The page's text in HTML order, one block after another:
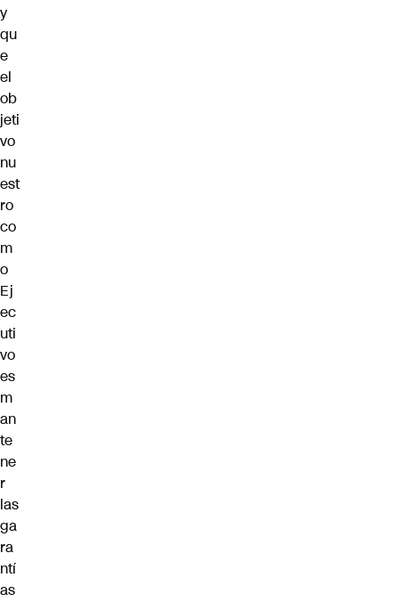
y
qu
e
el
ob
jeti
vo
nu
est
ro
co
m
o
Ej
ec
uti
vo
es
m
an
te
ne
r
las
ga
ra
ntí
as